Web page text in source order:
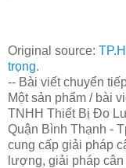
Original source:
trọng.
-- Bài viết chuyển
Một sản phẩm / bài
TNHH Thiết Bị Đo
Quận Bình Thạnh -
cung cấp giải pháp
lượng, giải pháp